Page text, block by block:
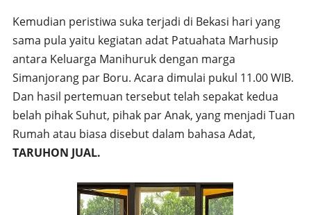
Kemudian peristiwa suka terjadi di Bekasi hari yang
sama pula yaitu kegiatan adat Patuahata Marhusip
antara Keluarga Manihuruk dengan marga
Simanjorang par Boru. Acara dimulai pukul 11.00 WIB.
Dan hasil pertemuan tersebut telah sepakat kedua
belah pihak Suhut, pihak par Anak, yang menjadi Tuan
Rumah atau biasa disebut dalam bahasa Adat,
TARUHON JUAL.